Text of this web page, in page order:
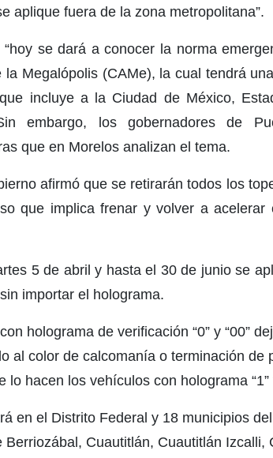
aplique fuera de la zona metropolitana”.
se dará a conocer la norma
la Megalópolis (CAMe), la cual tendrá
incluye a la Ciudad de México,
embargo, los gobernadores de
que en Morelos analizan el tema.
afirmó que se retirarán todos los
que implica frenar y volver a acelerar
5 de abril y hasta el 30 de junio se
importar el holograma.
holograma de verificación “0” y “00”
al color de calcomanía o terminación de
lo hacen los vehículos con holograma “1”
en el Distrito Federal y 18 municipios
Cuautitlán, Cuautitlán Izcalli,